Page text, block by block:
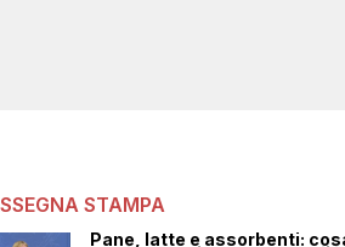
STAMPA
Pane, latte e assorbenti: